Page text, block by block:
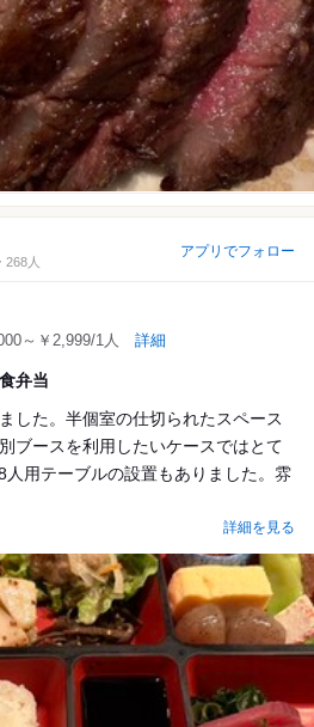
268人
アプリでフォロー
～￥2,999/1人 詳細
弁当
した。半個室の仕切られたスペース
ブースを利用したいケースではとて
人用テーブルの設置もありました。雰
詳細を見る